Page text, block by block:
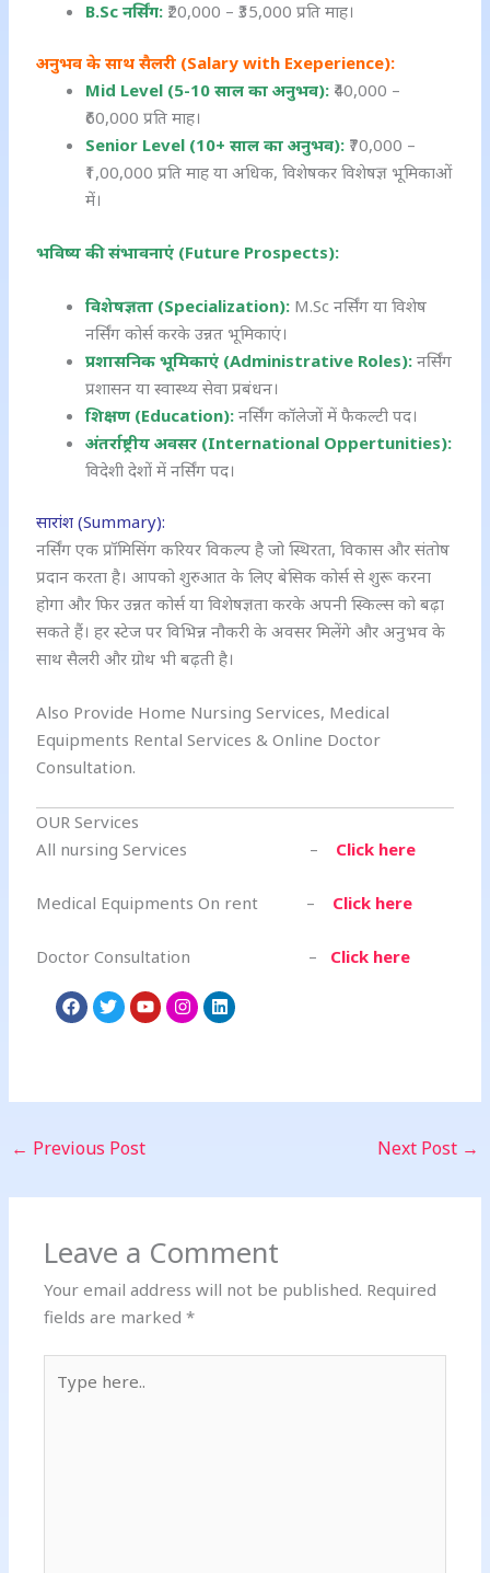
B.Sc नर्सिंग: ₹20,000 – ₹35,000 प्रति माह।
अनुभव के साथ सैलरी (Salary with Exeperience):
Mid Level (5-10 साल का अनुभव): ₹40,000 –
₹60,000 प्रति माह।
Senior Level (10+ साल का अनुभव): ₹70,000 –
₹1,00,000 प्रति माह या अधिक, विशेषकर विशेषज्ञ भूमिकाओं
में।
भविष्य की संभावनाएं (Future Prospects):
विशेषज्ञता (Specialization): M.Sc नर्सिंग या विशेष
नर्सिंग कोर्स करके उन्नत भूमिकाएं।
प्रशासनिक भूमिकाएं (Administrative Roles): नर्सिंग
प्रशासन या स्वास्थ्य सेवा प्रबंधन।
शिक्षण (Education): नर्सिंग कॉलेजों में फैकल्टी पद।
अंतर्राष्ट्रीय अवसर (International Oppertunities):
विदेशी देशों में नर्सिंग पद।
सारांश (Summary):
नर्सिंग एक प्रॉमिसिंग करियर विकल्प है जो स्थिरता, विकास और संतोष
प्रदान करता है। आपको शुरुआत के लिए बेसिक कोर्स से शुरू करना
होगा और फिर उन्नत कोर्स या विशेषज्ञता करके अपनी स्किल्स को बढ़ा
सकते हैं। हर स्टेज पर विभिन्न नौकरी के अवसर मिलेंगे और अनुभव के
साथ सैलरी और ग्रोथ भी बढ़ती है।
Also Provide Home Nursing Services, Medical
Equipments Rental Services & Online Doctor
Consultation.
OUR Services
All nursing Services –
Click here
Medical Equipments On rent – Click here
Doctor Consultation – Click here
F
b
k
T
t
Y
u
I
a
L
e
← Previous Post Next Post →
Leave a Comment
Your email address will not be published. Required
fields are marked*
here..